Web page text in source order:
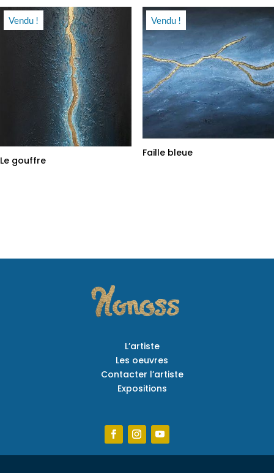
Vendu !
Le gouffre
Vendu !
Faille bleue
L’artiste
Les oeuvres
Contacter l’artiste
Expositions